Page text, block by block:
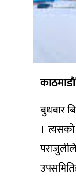
काठमाडौं
बुधबार
।